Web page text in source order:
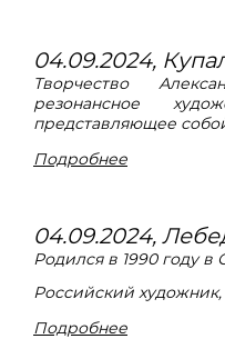
04.09.2024,
Творчество
резонансное
представляющее
Подробнее
04.09.2024,
Родился в 1990 году в
Российский художник,
Подробнее